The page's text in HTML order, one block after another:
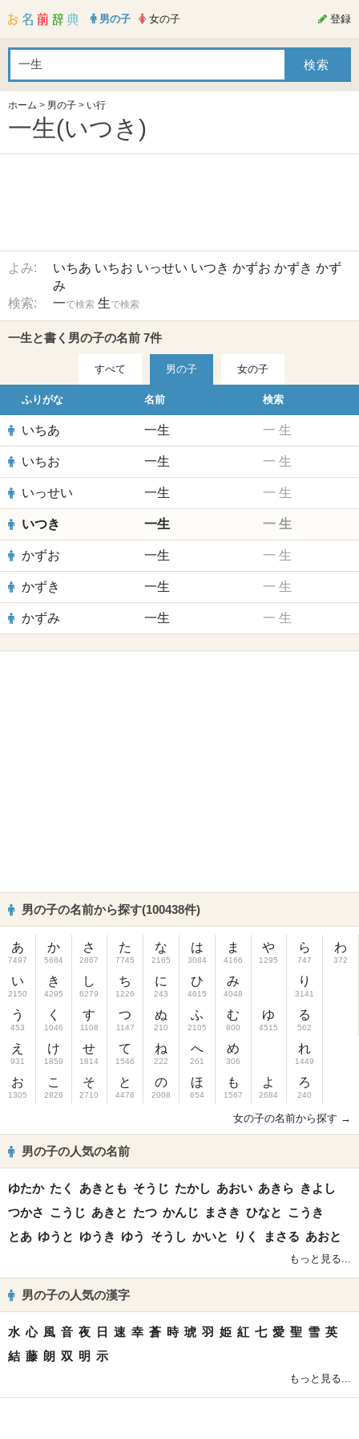
男の子 女の子 登録
ホーム > 男の子 > い行
一生(いつき)
よみ: いちあ いちお いっせい いつき かずお かずき かず
み
検索:
一で検索 生で検索
一生と書く男の子の名前 7件
すべて 男の子 女の子
ふりがな 名前 検索
いちあ 一生 一 生
いちお 一生 一 生
いっせい 一生 一 生
いつき 一生 一 生
かずお 一生 一 生
かずき 一生 一 生
かずみ 一生 一 生
男の子の名前から探す(100438件)
あ
7497
い
2150
う
453
え
931
お
1305
か
5684
き
4295
く
1046
け
1859
こ
2826
さ
2867
し
6279
す
1108
せ
1814
そ
2710
た
7745
ち
1226
つ
1147
て
1546
と
4476
な
2165
に
243
ぬ
210
ね
222
の
2008
は
3084
ひ
4615
ふ
2105
へ
261
ほ
654
ま
4166
み
4048
む
800
め
306
も
1567
や
1295
ゆ
4515
よ
2684
ら
747
り
3141
る
562
れ
1449
ろ
240
わ
372
女の子の名前から探す →
男の子の人気の名前
ゆたか たく あきとも そうじ たかし あおい あきら きよし
つかさ こうじ あきと たつ かんじ まさき ひなと こうき
とあ ゆうと ゆうき ゆう そうし かいと りく まさる あおと
もっと見る...
男の子の人気の漢字
水 心 風 音 夜 日 速 幸 蒼 時 琥 羽 姫 紅 七 愛 聖 雪 英
結 藤 朗 双 明 示
もっと見る...